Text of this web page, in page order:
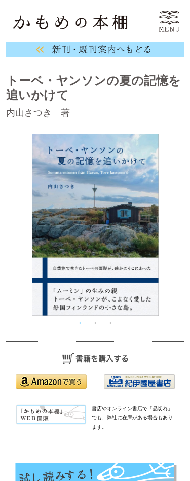
トーベ・ヤンソンの夏の記憶を
追いかけて
内山さつき 著
書店やオンライン書店で「品切れ」
でも、弊社に在庫がある場合もあり
ます。